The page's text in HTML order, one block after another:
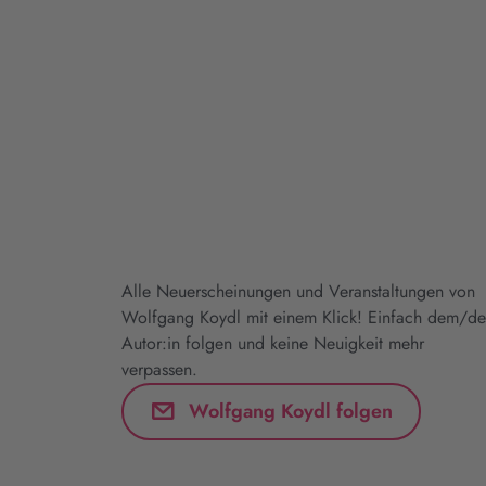
Alle Neuerscheinungen und Veranstaltungen von
Wolfgang Koydl mit einem Klick! Einfach dem/
Autor:in folgen und keine Neuigkeit mehr
verpassen.
Wolfgang Koydl folgen